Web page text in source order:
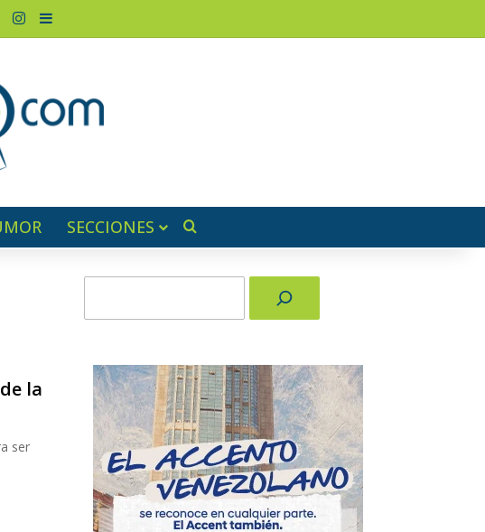
Instagram
Barra lateral
SECCIONES
la
ser